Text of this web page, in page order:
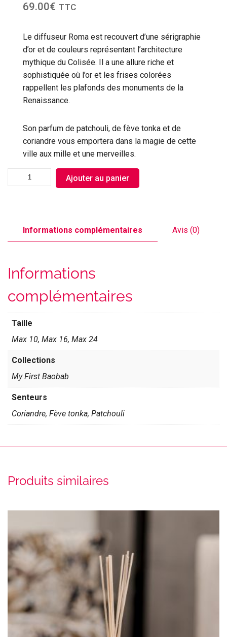
69.00€ TTC
Le diffuseur Roma est recouvert d’une sérigraphie
d’or et de couleurs représentant l’architecture
mythique du Colisée. Il a une allure riche et
sophistiquée où l’or et les frises colorées
rappellent les plafonds des monuments de la
Renaissance.
Son parfum de patchouli, de fève tonka et de
coriandre vous emportera dans la magie de cette
ville aux mille et une merveilles.
Ajouter au panier
Informations complémentaires Avis (0)
Informations
complémentaires
Taille
Max 10, Max 16, Max 24
Collections
My First Baobab
Senteurs
Coriandre, Fève tonka, Patchouli
Produits similaires